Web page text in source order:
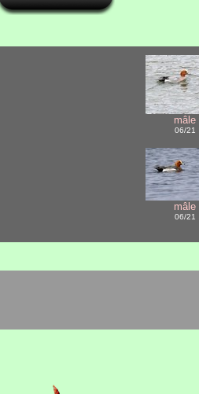
mâle
06/21
mâle
06/21